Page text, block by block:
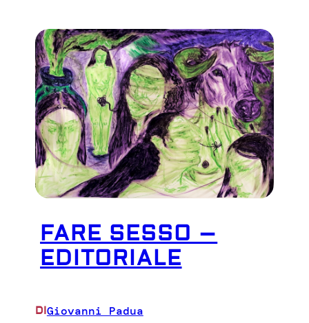
FARE SESSO –
EDITORIALE
DIGiovanni Padua